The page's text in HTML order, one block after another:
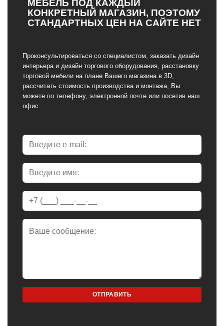
МЕБЕЛЬ ПОД КАЖДЫЙ
КОНКРЕТНЫЙ МАГАЗИН, ПОЭТОМУ
СТАНДАРТНЫХ ЦЕН НА САЙТЕ НЕТ
Проконсультироваться со специалистом, заказать дизайн
интерьера и дизайн торгового оборудования, расстановку
торговой мебели на плане Вашего магазина в 3D,
рассчитать стоимость производства и монтажа, Вы
можете по телефону, электронной почте или посетив наш
офис.